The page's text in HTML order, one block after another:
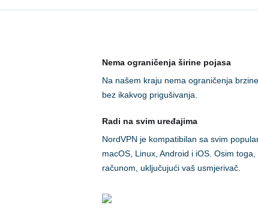
Nema ograničenja širine pojasa
Na našem kraju nema ograničenja
bez ikakvog prigušivanja.
Radi na svim uređajima
NordVPN je kompatibilan sa svim
macOS, Linux, Android i iOS. Osim
računom, uključujući vaš usmjerivač.